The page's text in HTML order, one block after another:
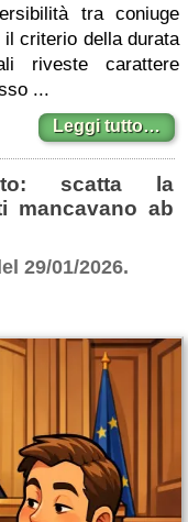
tra coniuge
criterio della durata
riveste carattere
...
Leggi tutto…
scatta la
mancavano ab
29/01/2026.